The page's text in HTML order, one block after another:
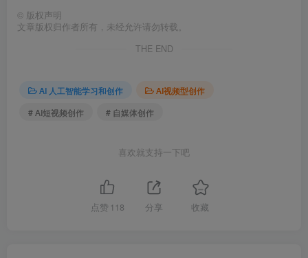
© 版权声明
文章版权归作者所有，未经允许请勿转载。
THE END
AI 人工智能学习和创作
AI视频型创作
# AI短视频创作
# 自媒体创作
喜欢就支持一下吧
点赞 118 分享 收藏